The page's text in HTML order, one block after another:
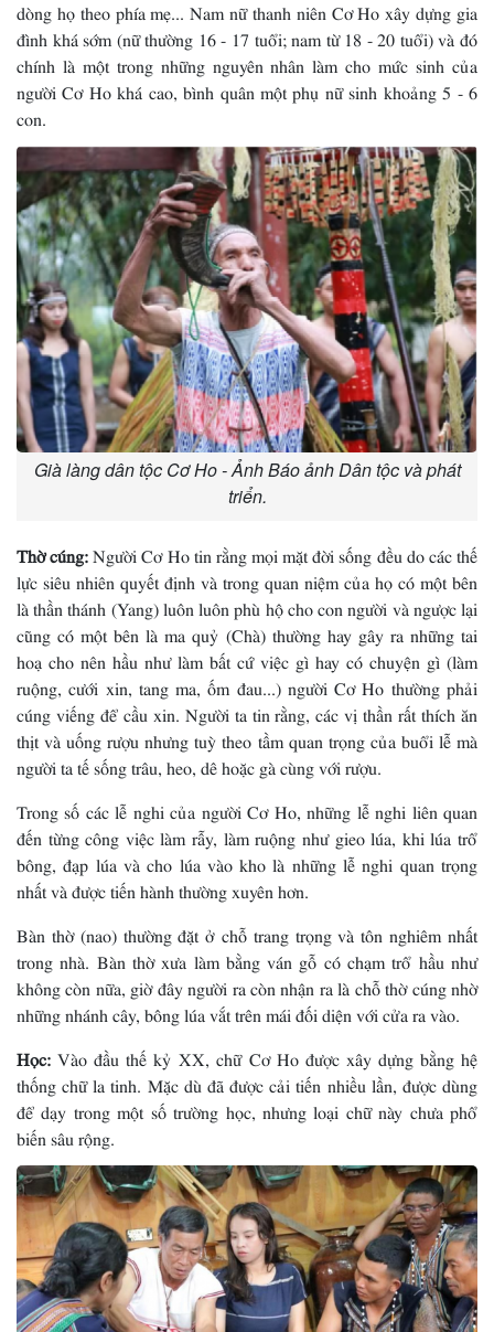
dòng họ theo phía mẹ... Nam nữ thanh niên Cơ Ho xây dựng gia
đình khá sớm (nữ thường 16 - 17 tuổi; nam từ 18 - 20 tuổi) và đó
chính là một trong những nguyên nhân làm cho mức sinh của
người Cơ Ho khá cao, bình quân một phụ nữ sinh khoảng 5 - 6
con.
Già làng dân tộc Cơ Ho - Ảnh Báo ảnh Dân tộc và phát
triển.
Thờ cúng:Người Cơ Ho tin rằng mọi mặt đời sống đều do các thế
lực siêu nhiên quyết định và trong quan niệm của họ có một bên
là thần thánh (Yang) luôn luôn phù hộ cho con người và ngược lại
cũng có một bên là ma quỷ (Chà) thường hay gây ra những tai
hoạ cho nên hầu như làm bất cứ việc gì hay có chuyện gì (làm
ruộng, cưới xin, tang ma, ốm đau...) người Cơ Ho thường phải
cúng viếng để cầu xin. Người ta tin rằng, các vị thần rất thích ăn
thịt và uống rượu nhưng tuỳ theo tầm quan trọng của buổi lễ mà
người ta tế sống trâu, heo, dê hoặc gà cùng với rượu.
Trong số các lễ nghi của người Cơ Ho, những lễ nghi liên quan
đến từng công việc làm rẫy, làm ruộng như gieo lúa, khi lúa trổ
bông, đạp lúa và cho lúa vào kho là những lễ nghi quan trọng
nhất và được tiến hành thường xuyên hơn.
Bàn thờ (nao) thường đặt ở chỗ trang trọng và tôn nghiêm nhất
trong nhà. Bàn thờ xưa làm bằng ván gỗ có chạm trổ hầu như
không còn nữa, giờ đây người ra còn nhận ra là chỗ thờ cúng nhờ
những nhánh cây, bông lúa vắt trên mái đối diện với cửa ra vào.
Học:Vào đầu thế kỷ XX, chữ Cơ Ho được xây dựng bằng hệ
thống chữ la tinh. Mặc dù đã được cải tiến nhiều lần, được dùng
để dạy trong một số trường học, nhưng loại chữ này chưa phổ
biến sâu rộng.